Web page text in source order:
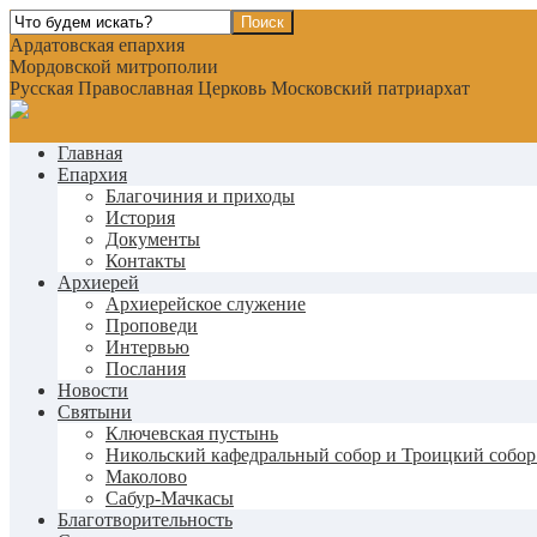
Ардатовская епархия
Мордовской митрополии
Русская Православная Церковь Московский патриархат
Главная
Епархия
Благочиния и приходы
История
Документы
Контакты
Архиерей
Архиерейское служение
Проповеди
Интервью
Послания
Новости
Святыни
Ключевская пустынь
Никольский кафедральный собор и Троицкий собор
Маколово
Сабур-Мачкасы
Благотворительность